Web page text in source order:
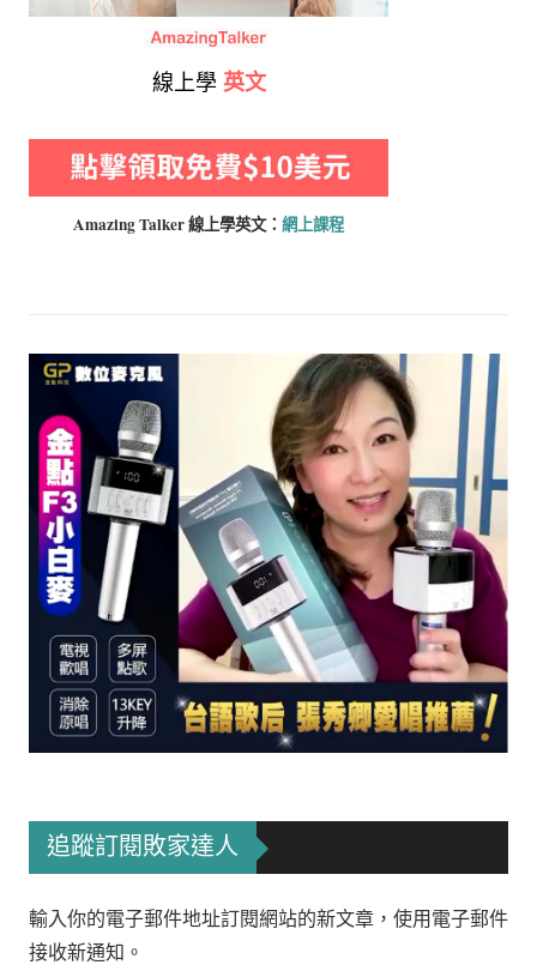
線上學 英文
Amazing Talker 線上學英文： 網上課程
追蹤訂閱敗家達人
輸入你的電子郵件地址訂閱網站的新文章，使用電子郵件
接收新通知。